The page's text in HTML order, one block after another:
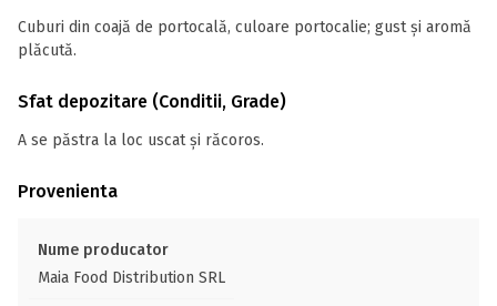
Cuburi din coajă de portocală, culoare portocalie; gust și aromă
plăcută.
Sfat depozitare (Conditii, Grade)
A se păstra la loc uscat și răcoros.
Provenienta
Nume producator
Maia Food Distribution SRL